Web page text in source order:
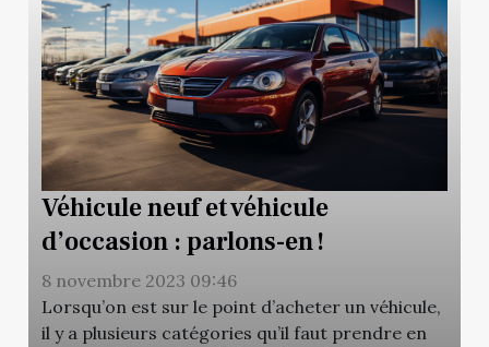
Véhicule neuf et véhicule
d’occasion : parlons-en !
8 novembre 2023 09:46
Lorsqu’on est sur le point d’acheter un véhicule,
il y a plusieurs catégories qu’il faut prendre en